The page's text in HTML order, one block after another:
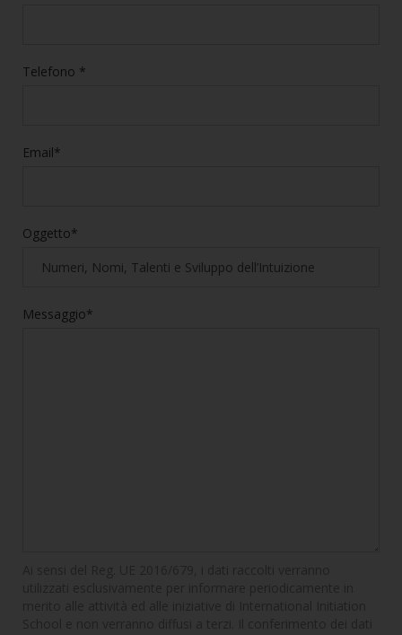
Telefono *
Email*
Oggetto*
Messaggio*